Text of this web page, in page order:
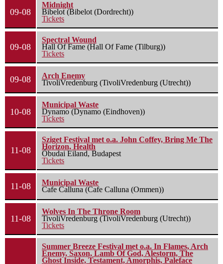
09-08
Midnight
Bibelot (Bibelot (Dordrecht))
Tickets
09-08
Spectral Wound
Hall Of Fame (Hall Of Fame (Tilburg))
Tickets
09-08
Arch Enemy
TivoliVredenburg (TivoliVredenburg (Utrecht))
10-08
Municipal Waste
Dynamo (Dynamo (Eindhoven))
Tickets
11-08
Sziget Festival met o.a. John Coffey, Bring Me The
Horizon, Health
Óbudai Eiland, Budapest
Tickets
11-08
Municipal Waste
Cafe Calluna (Cafe Calluna (Ommen))
11-08
Wolves In The Throne Room
TivoliVredenburg (TivoliVredenburg (Utrecht))
Tickets
Summer Breeze Festival met o.a. In Flames, Arch
Enemy, Saxon, Lamb Of God, Alestorm, The
Ghost Inside, Testament, Amorphis, Paleface